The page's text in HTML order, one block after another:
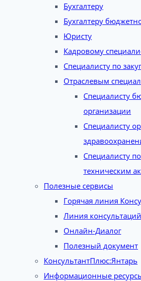
Бухгалтеру
Бухгалтеру
Юристу
Кадровому
Специалисту по
Отраслевым
Специалисту
организации
Специалисту
Специалисту
техническим
Полезные сервисы
Горячая линия
Линия консультаций
Онлайн-Диалог
Полезный документ
КонсультантПлюс:Янтарь
Информационные